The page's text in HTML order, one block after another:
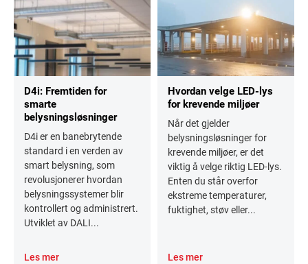
D4i: Fremtiden for
smarte
belysningsløsninger
D4i er en banebrytende
standard i en verden av
smart belysning, som
revolusjonerer hvordan
belysningssystemer blir
kontrollert og administrert.
Utviklet av DALI...
Les mer
Hvordan velge LED-lys
for krevende miljøer
Når det gjelder
belysningsløsninger for
krevende miljøer, er det
viktig å velge riktig LED-lys.
Enten du står overfor
ekstreme temperaturer,
fuktighet, støv eller...
Les mer